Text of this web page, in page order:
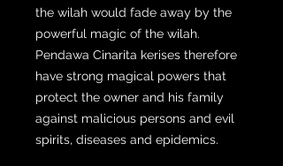
the wilah would fade away by the
powerful magic of the wilah.
Pendawa Cinarita kerises therefore
have strong magical powers that
protect the owner and his family
against malicious persons and evil
spirits, diseases and epidemics.